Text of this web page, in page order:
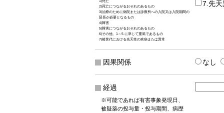
1)死亡
2)死亡につながるおそれのあるもの
3)治療のために病院または診療所への入院又は入院期間の
延長が必要となるもの
4)障害
5)障害につながるおそれのあるもの
6)その他、1～5 に準じて重篤であるもの
7)後世代における先天性の疾病または異常
7.先天
因果関係 なし
経過
※可能であれば有害事象発現日、
被疑薬の投与量・投与期間、病歴